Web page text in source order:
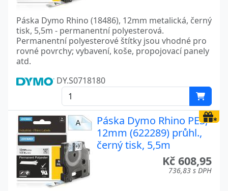
Páska Dymo Rhino (18486), 12mm metalická, černý
tisk, 5,5m - permanentní polyesterová.
Permanentní polyesterové štítky jsou vhodné pro
rovné povrchy; vybavení, koše, propojovací panely
atd.
DY.S0718180
Páska Dymo Rhino PES,
12mm (622289) průhl.,
černý tisk, 5,5m
Kč 608,95
736,83 s DPH